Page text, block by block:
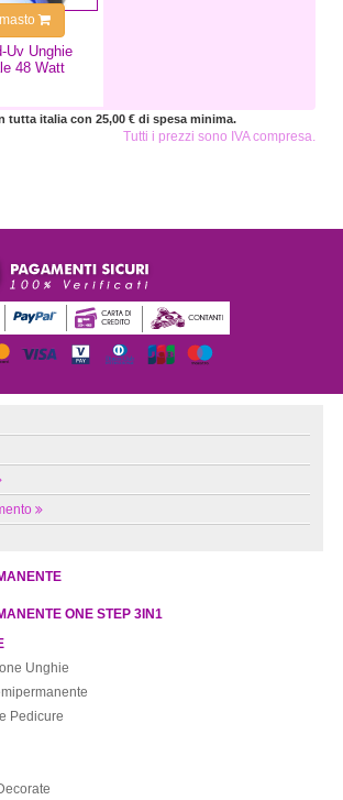
Uv Unghie
48 Watt
tutta italia con 25,00 € di spesa minima.
Tutti i prezzi sono IVA compresa.
ONE STEP 3IN1
Unghie
Pedicure